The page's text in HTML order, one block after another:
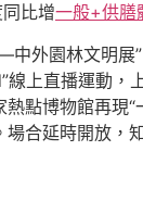
比增一般+供膳
外園林文明
直播運動，上
點博物館再現“
合延時開放，